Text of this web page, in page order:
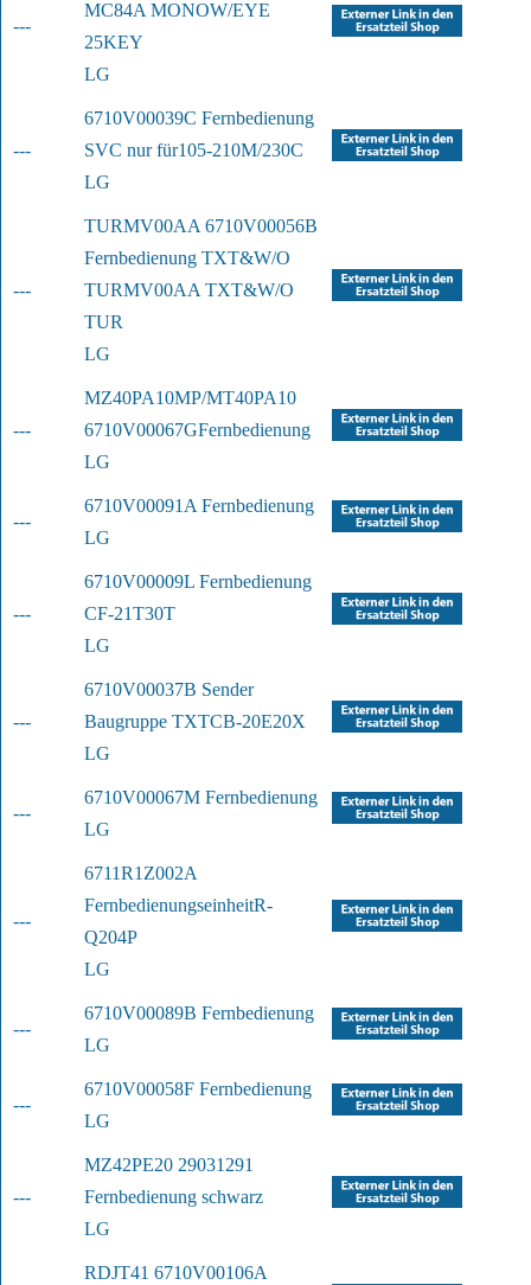
---
MC84A MONOW/EYE
25KEY
LG
---
6710V00039C Fernbedienung
SVC nur für105-210M/230C
LG
---
TURMV00AA 6710V00056B
Fernbedienung TXT&W/O
TURMV00AA TXT&W/O
TUR
LG
---
MZ40PA10MP/MT40PA10
6710V00067GFernbedienung
LG
---
6710V00091A Fernbedienung
LG
---
6710V00009L Fernbedienung
CF-21T30T
LG
---
6710V00037B Sender
Baugruppe TXTCB-20E20X
LG
---
6710V00067M Fernbedienung
LG
---
6711R1Z002A
FernbedienungseinheitR-
Q204P
LG
---
6710V00089B Fernbedienung
LG
---
6710V00058F Fernbedienung
LG
---
MZ42PE20 29031291
Fernbedienung schwarz
LG
RDJT41 6710V00106A